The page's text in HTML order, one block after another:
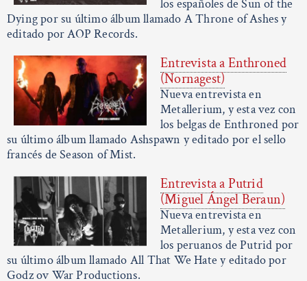
los españoles de Sun of the
Dying por su último álbum llamado A Throne of Ashes y
editado por AOP Records.
Entrevista a Enthroned
(Nornagest)
Nueva entrevista en
Metallerium, y esta vez con
los belgas de Enthroned por
su último álbum llamado Ashspawn y editado por el sello
francés de Season of Mist.
Entrevista a Putrid
(Miguel Ángel Beraun)
Nueva entrevista en
Metallerium, y esta vez con
los peruanos de Putrid por
su último álbum llamado All That We Hate y editado por
Godz ov War Productions.